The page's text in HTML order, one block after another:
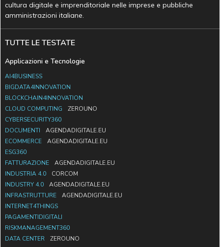
cultura digitale e imprenditoriale nelle imprese e pubbliche
amministrazioni italiane.
TUTTE LE TESTATE
Applicazioni e Tecnologie
AI4BUSINESS
BIGDATA4INNOVATION
BLOCKCHAIN4INNOVATION
CLOUD COMPUTING
ZEROUNO
CYBERSECURITY360
DOCUMENTI
AGENDADIGITALE.EU
ECOMMERCE
AGENDADIGITALE.EU
ESG360
FATTURAZIONE
AGENDADIGITALE.EU
INDUSTRIA 4.0
CORCOM
INDUSTRY 4.0
AGENDADIGITALE.EU
INFRASTRUTTURE
AGENDADIGITALE.EU
INTERNET4THINGS
PAGAMENTIDIGITALI
RISKMANAGEMENT360
DATA CENTER
ZEROUNO